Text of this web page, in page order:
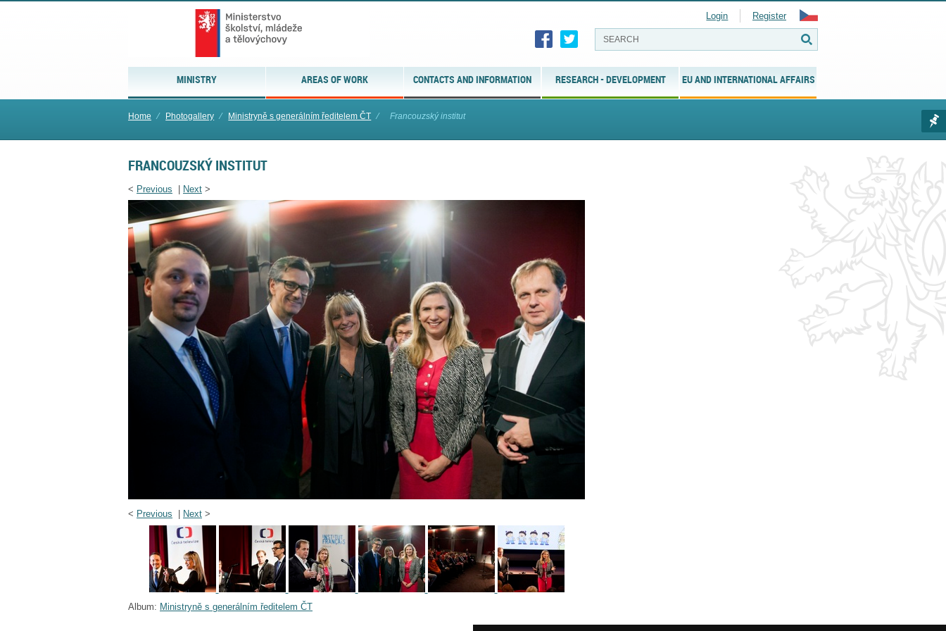
MINISTRY AREAS OF WORK CONTACTS AND INFORMATION RESEARCH - DEVELOPMENT EU AND INTERNATIONAL AFFAIRS
Login Register
Home ⁄ Photogallery ⁄ Ministryně s generálním ředitelem ČT ⁄ Francouzský institut
FRANCOUZSKÝ INSTITUT
< Previous Next >
< Previous Next >
Album: Ministryně s generálním ředitelem ČT